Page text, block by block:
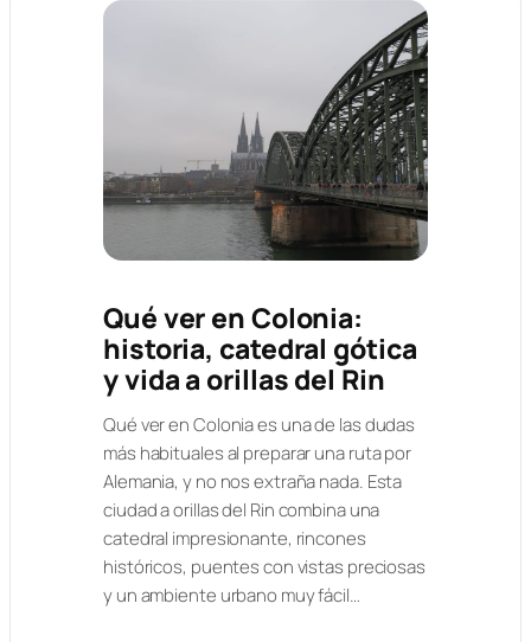
Qué ver en Colonia:
historia, catedral gótica
y vida a orillas del Rin
Qué ver en Colonia es una de las dudas
más habituales al preparar una ruta por
Alemania, y no nos extraña nada. Esta
ciudad a orillas del Rin combina una
catedral impresionante, rincones
históricos, puentes con vistas preciosas
y un ambiente urbano muy fácil…